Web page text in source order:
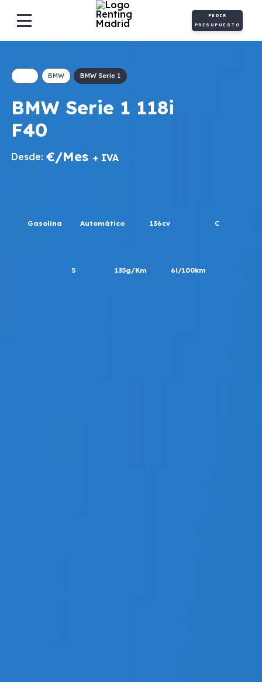
PEDIR
PRESUPUESTO
BMW BMW Serie 1
BMW Serie 1 118i
F40
Desde: €/Mes + IVA
Gasolina Automático 136cv C
5 135g/Km 6l/100km